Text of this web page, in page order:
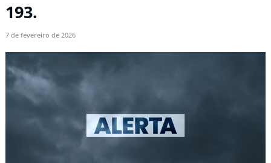
193.
7 de fevereiro de 2026